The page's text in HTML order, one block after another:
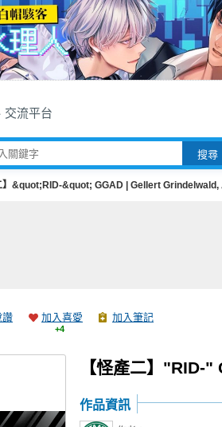
交流平台
搜尋
】&quot;RID-&quot; GGAD | Gellert
讚 加入喜愛
+4
加入筆記
【怪產二】
作品資訊